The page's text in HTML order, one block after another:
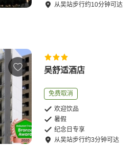
从吴站步行约10分钟可达
吴舒适酒店
免费取消
欢迎饮品
暑假
纪念日专享
从吴站步行约3分钟可达